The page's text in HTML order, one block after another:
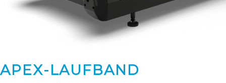
APEX-LAUFBAND